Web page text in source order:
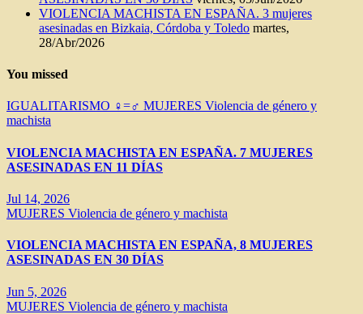
VIOLENCIA MACHISTA EN ESPAÑA. 3 mujeres
asesinadas en Bizkaia, Córdoba y Toledo martes,
28/Abr/2026
You missed
IGUALITARISMO ♀=♂ MUJERES Violencia de género y
machista
VIOLENCIA MACHISTA EN ESPAÑA. 7 MUJERES
ASESINADAS EN 11 DÍAS
Jul 14, 2026
MUJERES Violencia de género y machista
VIOLENCIA MACHISTA EN ESPAÑA, 8 MUJERES
ASESINADAS EN 30 DÍAS
Jun 5, 2026
MUJERES Violencia de género y machista